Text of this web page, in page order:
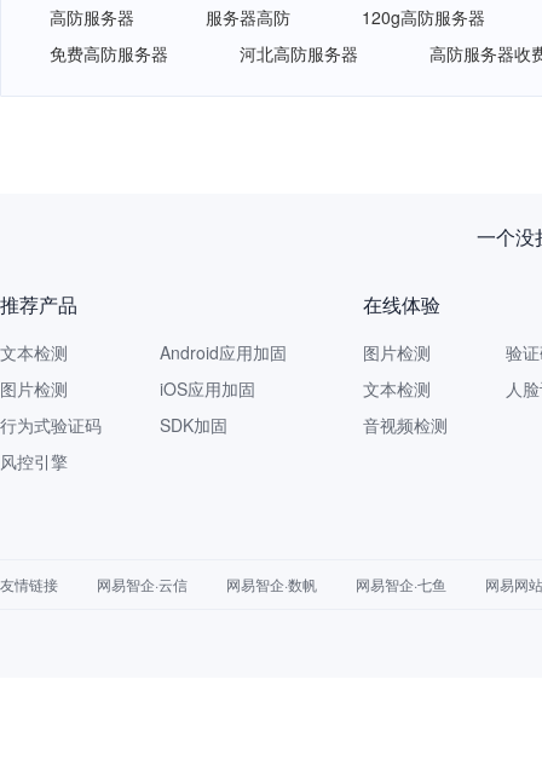
高防服务器 服务器高防
120g高防服务器
免费高防服务器
河北高防服务器 高防服务器收
一个没
推荐产品
文本检测
图片检测
行为式验证码
风控引擎
Android应用加固
iOS应用加固
SDK加固
在线体验
图片检测
文本检测
音视频检测
验
人
友情链接 网易智企·云信 网易智企·数帆 网易智企·七鱼 网易网